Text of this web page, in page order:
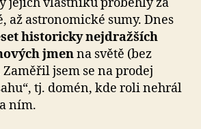
jejich vlastníků proběhly za
až astronomické sumy. Dnes
historicky nejdražších
jmenna světě (bez
jsem se na prodej
tj. domén, kde roli nehrál
ním.